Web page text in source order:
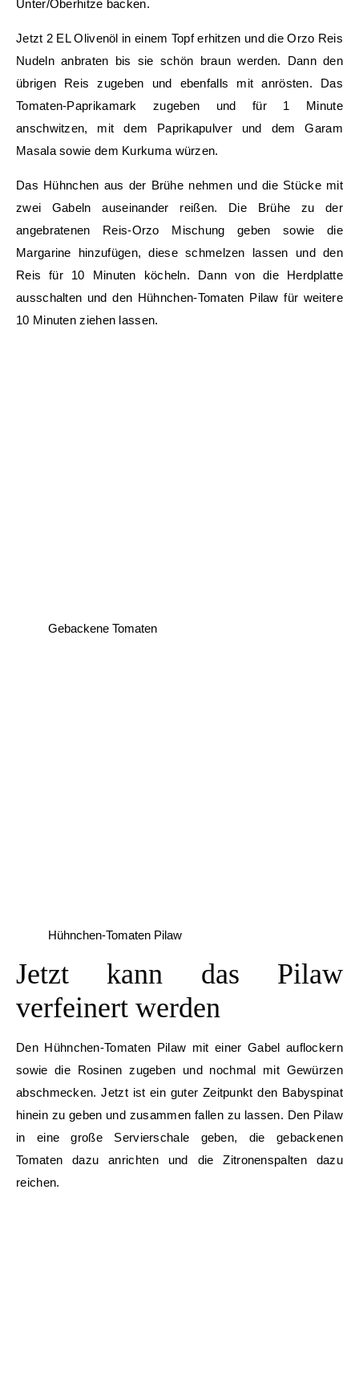
Unter/Oberhitze backen.
Jetzt 2 EL Olivenöl in einem Topf erhitzen und die Orzo Reis
Nudeln anbraten bis sie schön braun werden. Dann den
übrigen Reis zugeben und ebenfalls mit anrösten. Das
Tomaten-Paprikamark zugeben und für 1 Minute
anschwitzen, mit dem Paprikapulver und dem Garam
Masala sowie dem Kurkuma würzen.
Das Hühnchen aus der Brühe nehmen und die Stücke mit
zwei Gabeln auseinander reißen. Die Brühe zu der
angebratenen Reis-Orzo Mischung geben sowie die
Margarine hinzufügen, diese schmelzen lassen und den
Reis für 10 Minuten köcheln. Dann von die Herdplatte
ausschalten und den Hühnchen-Tomaten Pilaw für weitere
10 Minuten ziehen lassen.
Gebackene Tomaten
Hühnchen-Tomaten Pilaw
Jetzt kann das Pilaw
verfeinert werden
Den Hühnchen-Tomaten Pilaw mit einer Gabel auflockern
sowie die Rosinen zugeben und nochmal mit Gewürzen
abschmecken. Jetzt ist ein guter Zeitpunkt den Babyspinat
hinein zu geben und zusammen fallen zu lassen. Den Pilaw
in eine große Servierschale geben, die gebackenen
Tomaten dazu anrichten und die Zitronenspalten dazu
reichen.